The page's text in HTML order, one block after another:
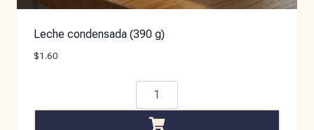
Leche condensada (390 g)
$1.60